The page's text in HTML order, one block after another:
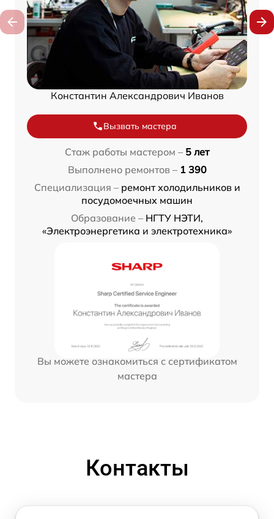
Константин Александрович Иванов
Вызвать мастера
Стаж работы мастером – 5 лет
Выполнено ремонтов – 1 390
Специализация – ремонт холодильников и
посудомоечных машин
Образование – НГТУ НЭТИ,
«Электроэнергетика и электротехника»
Вы можете ознакомиться с сертификатом
мастера
Контакты